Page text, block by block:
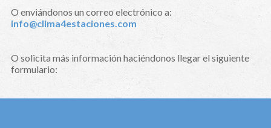
O enviándonos un correo electrónico a:
info@clima4estaciones.com
O solicita más información haciéndonos llegar el siguiente
formulario: